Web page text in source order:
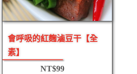
會呼吸的紅麴滷豆干【全
素】
NT$99